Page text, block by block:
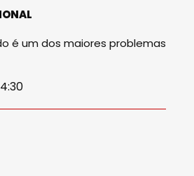
é um dos maiores problemas